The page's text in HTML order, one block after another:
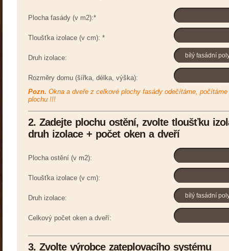
Plocha fasády (v m2):*
Tloušťka izolace (v cm): *
Druh izolace:
Rozměry domu (šířka, délka, výška):
Pozn. Okna a dveře z celkové plochy fasády odečítáme,
plochu !!!
2. Zadejte plochu ostění, zvolte tloušťku
druh izolace + počet oken a dveří
Plocha ostění (v m2):
Tloušťka izolace (v cm):
Druh izolace:
Celkový počet oken a dveří:
3. Zvolte výrobce zateplovacího systému